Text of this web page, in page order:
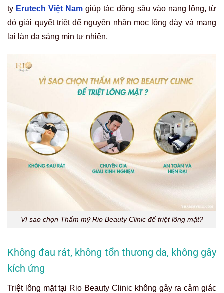
ty Erutech Việt Nam giúp tác động sâu vào nang lông, từ
đó giải quyết triệt để nguyên nhân mọc lông dày và mang
lại làn da sáng mịn tự nhiên.
Vì sao chọn Thẩm mỹ Rio Beauty Clinic để triệt lông mặt?
Không đau rát, không tổn thương da, không gây
kích ứng
Triệt lông mặt tại Rio Beauty Clinic không gây ra cảm giác